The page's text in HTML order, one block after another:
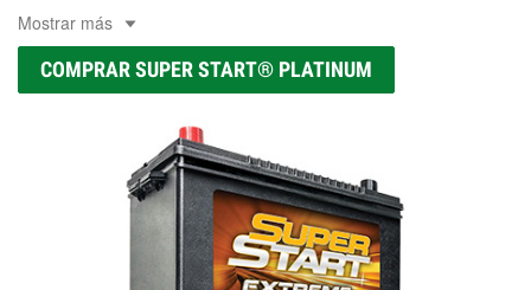
Mostrar más
COMPRAR SUPER START® PLATINUM